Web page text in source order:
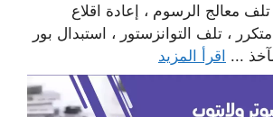
تلف معالج الرسوم ، إعادة اقلاع
، تلف التوانزستور ، استبدال بور
... اقرأ المزيد